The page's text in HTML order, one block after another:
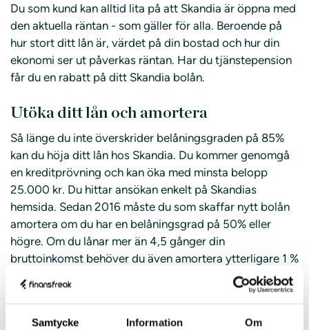
Samtycke Information Om
Du som kund kan alltid lita på att Skandia är öppna med
den aktuella räntan - som gäller för alla. Beroende på
hur stort ditt lån är, värdet på din bostad och hur din
ekonomi ser ut påverkas räntan. Har du tjänstepension
får du en rabatt på ditt Skandia bolån.
Utöka ditt lån och amortera
Så länge du inte överskrider belåningsgraden på 85%
kan du höja ditt lån hos Skandia. Du kommer genomgå
en kreditprövning och kan öka med minsta belopp
25.000 kr. Du hittar ansökan enkelt på Skandias
hemsida. Sedan 2016 måste du som skaffar nytt bolån
amortera om du har en belåningsgrad på 50% eller
högre. Om du lånar mer än 4,5 gånger din
bruttoinkomst behöver du även amortera ytterligare 1 %
Skandiabanken till. Du ansöker som vanligt om ett bolån